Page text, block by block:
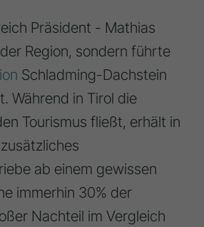
Präsident - Mathias
Region, sondern führte
Schladming-Dachstein
Während in Tirol die
Tourismus fließt, erhält in
ab einem gewissen
immerhin 30% der
Nachteil im Vergleich